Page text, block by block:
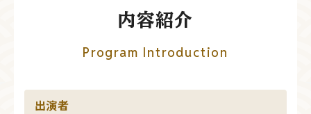
内容紹介
Program Introduction
出演者